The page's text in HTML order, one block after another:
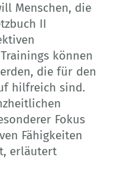
Menschen, die
II
können
die für den
hilfreich sind.
Fokus
Fähigkeiten
erläutert